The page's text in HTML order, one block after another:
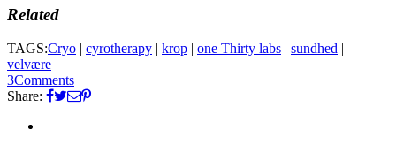
Related
TAGS:Cryo | cyrotherapy | krop | one Thirty labs | sundhed |
velvære
3Comments
Share: